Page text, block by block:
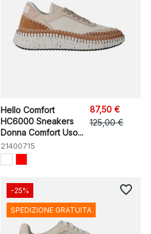
Hello Comfort
HC6000 Sneakers
Donna Comfort Uso...
21400715
87,50 €
125,00 €
-25%
SPEDIZIONE GRATUITA
favorite_border